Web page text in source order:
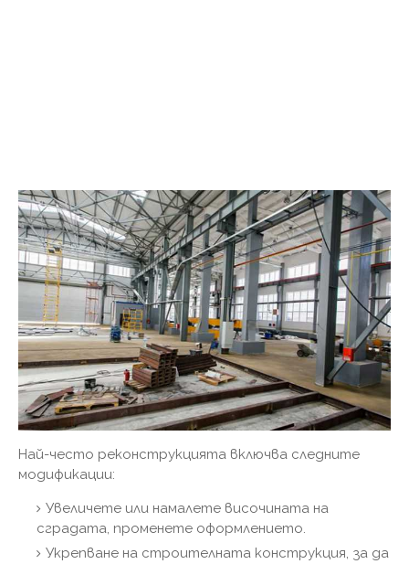
Най-често реконструкцията включва следните
модификации:
Увеличете или намалете височината на
сградата, променете оформлението.
Укрепване на строителната конструкция, за да